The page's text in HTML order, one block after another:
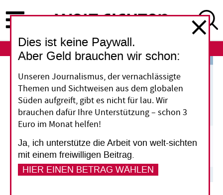
zum
Inhalt
ABO
Dies ist keine Paywall.
Aber Geld brauchen wir schon:
Unseren Journalismus, der vernachlässigte
Themen und Sichtweisen aus dem globalen
Süden aufgreift, gibt es nicht für lau. Wir
brauchen dafür Ihre Unterstützung – schon 3
Euro im Monat helfen!
Ja, ich unterstütze die Arbeit von welt-sichten
mit einem freiwilligen Beitrag.
HIER EINEN BETRAG WÄHLEN